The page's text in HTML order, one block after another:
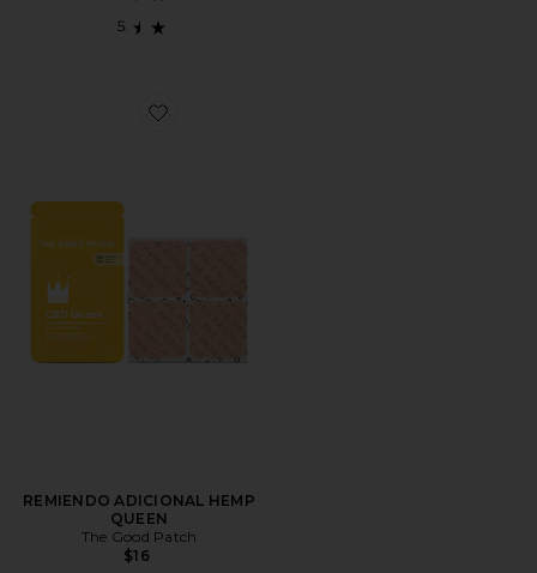
Favorite REMIENDO ADICIONAL HEMP QUEEN
REMIENDO ADICIONAL HEMP
QUEEN
The Good Patch
$16